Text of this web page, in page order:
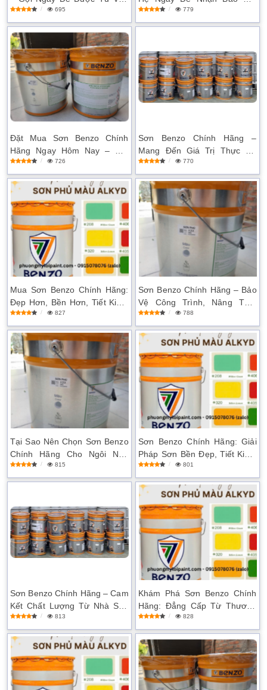
Miễn Phí!
695
Cạnh Tranh779
Đặt Mua Sơn Benzo Chính
Hãng Ngay Hôm Nay – Giá
Tốt Nhất Thị Trường
726
Sơn Benzo Chính Hãng –
Mang Đến Giá Trị Thực Sự
Cho Từng Lớp Sơn
770
Mua Sơn Benzo Chính Hãng:
Đẹp Hơn, Bền Hơn, Tiết Kiệm
Hơn
827
Sơn Benzo Chính Hãng – Bảo
Vệ Công Trình, Nâng Tầm
Thẩm Mỹ
788
Tại Sao Nên Chọn Sơn Benzo
Chính Hãng Cho Ngôi Nhà
Của Bạn?
815
Sơn Benzo Chính Hãng: Giải
Pháp Sơn Bền Đẹp, Tiết Kiệm
Chi Phí
801
Sơn Benzo Chính Hãng – Cam
Kết Chất Lượng Từ Nhà Sản
Xuất
813
Khám Phá Sơn Benzo Chính
Hãng: Đẳng Cấp Từ Thương
Hiệu Uy Tín828